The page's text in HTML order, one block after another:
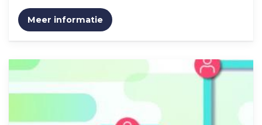
Meer informatie